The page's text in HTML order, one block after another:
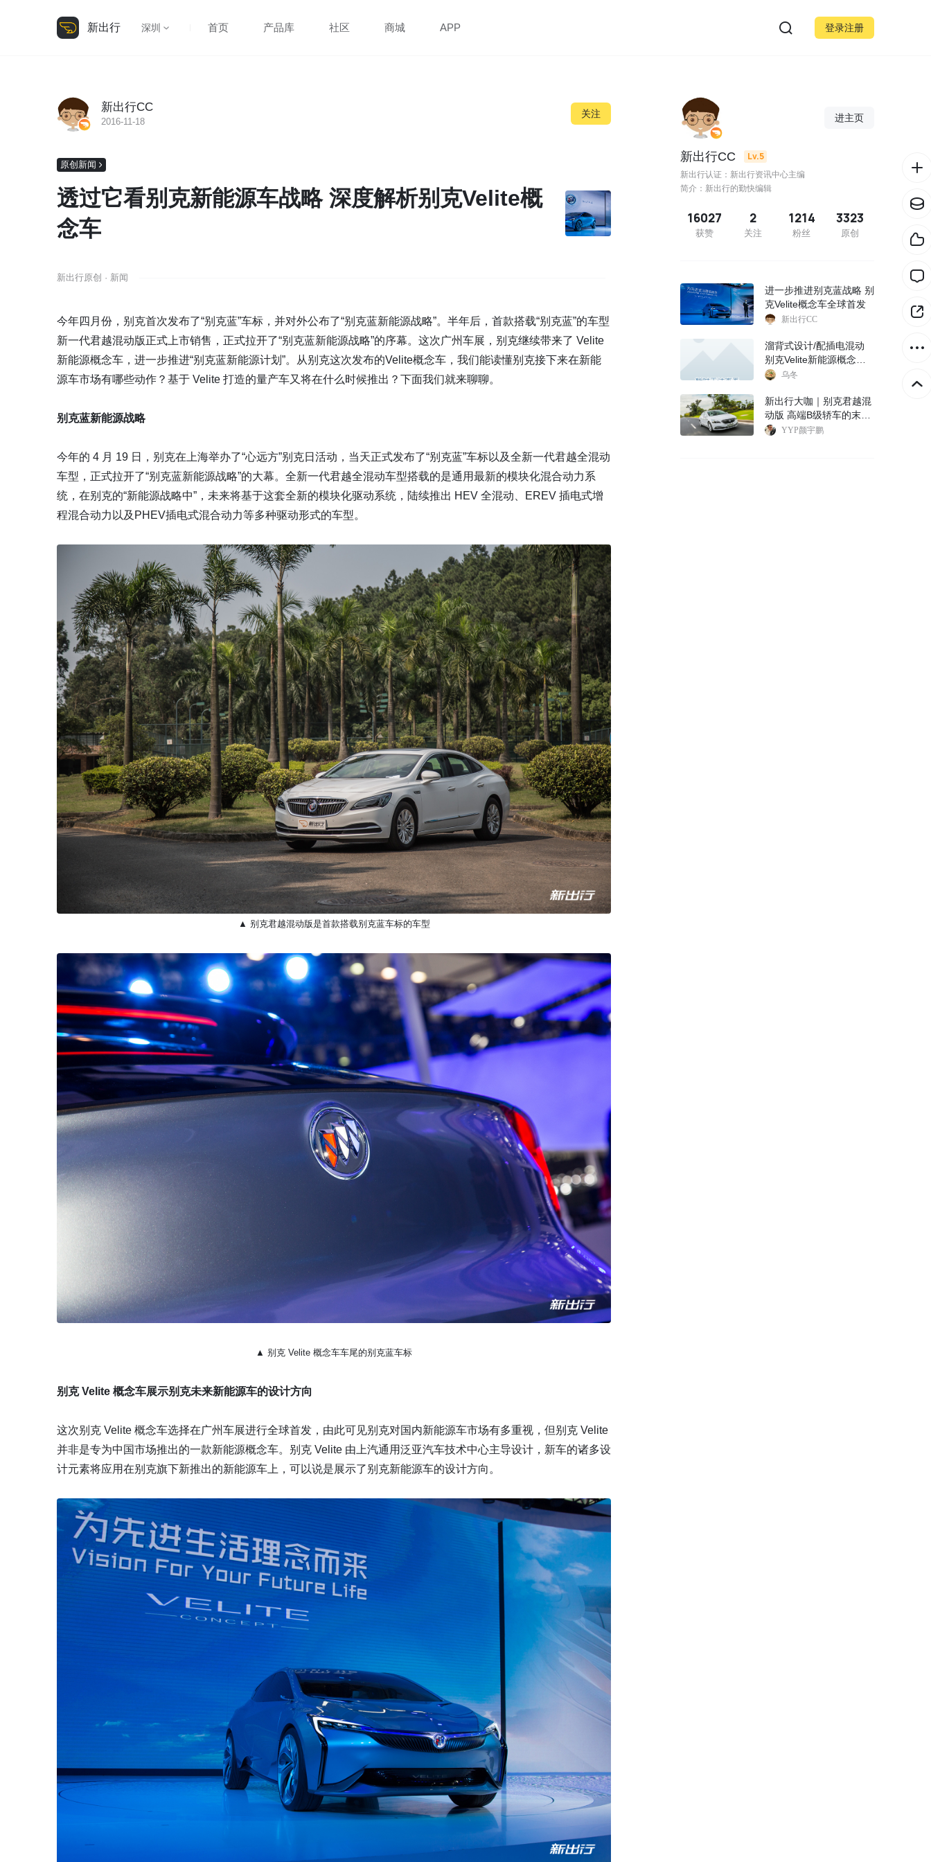
新出行 深圳 首页 产品库 社区 商城 APP 登录注册
新出行CC
2016-11-18
关注
原创新闻
透过它看别克新能源车战略 深度解析别克Velite概
念车
新出行原创 · 新闻
今年四月份，别克首次发布了“别克蓝”车标，并对外公布了“别克蓝新能源战略”。半年后，首款搭载“别克蓝”的车型
新一代君越混动版正式上市销售，正式拉开了“别克蓝新能源战略”的序幕。这次广州车展，别克继续带来了 Velite
新能源概念车，进一步推进“别克蓝新能源计划”。从别克这次发布的Velite概念车，我们能读懂别克接下来在新能
源车市场有哪些动作？基于 Velite 打造的量产车又将在什么时候推出？下面我们就来聊聊。
别克蓝新能源战略
今年的 4 月 19 日，别克在上海举办了“心远方”别克日活动，当天正式发布了“别克蓝”车标以及全新一代君越全混动
车型，正式拉开了“别克蓝新能源战略”的大幕。全新一代君越全混动车型搭载的是通用最新的模块化混合动力系
统，在别克的“新能源战略中”，未来将基于这套全新的模块化驱动系统，陆续推出 HEV 全混动、EREV 插电式增
程混合动力以及PHEV插电式混合动力等多种驱动形式的车型。
▲ 别克君越混动版是首款搭载别克蓝车标的车型
▲ 别克 Velite 概念车车尾的别克蓝车标
别克 Velite 概念车展示别克未来新能源车的设计方向
这次别克 Velite 概念车选择在广州车展进行全球首发，由此可见别克对国内新能源车市场有多重视，但别克 Velite
并非是专为中国市场推出的一款新能源概念车。别克 Velite 由上汽通用泛亚汽车技术中心主导设计，新车的诸多设
计元素将应用在别克旗下新推出的新能源车上，可以说是展示了别克新能源车的设计方向。
进主页
新出行CC Lv.5
新出行认证：新出行资讯中心主编
简介：新出行的勤快编辑
16027
获赞
2
关注
1214
粉丝
3323
原创
进一步推进别克蓝战略 别
克Velite概念车全球首发
新出行CC
溜背式设计/配插电混动
别克Velite新能源概念车
定妆照首发
乌冬
新出行大咖｜别克君越混
动版 高端B级轿车的末日
与出路?YYP颜宇鹏